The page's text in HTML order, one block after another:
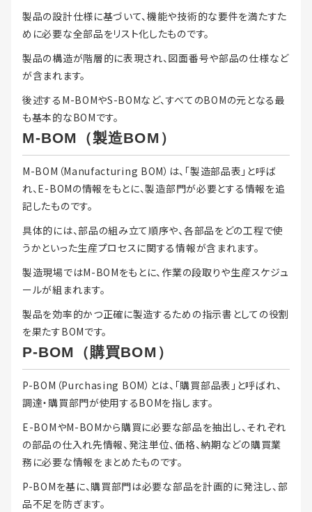
製品の設計仕様に基づいて、機能や技術的な要件を満たすた
めに必要な全部品をリスト化したものです。
製品の構造が階層的に表現され、図面番号や部品の仕様など
が含まれます。
後述するM-BOMやS-BOMなど、すべてのBOMの元となる最
も基本的なBOMです。
M-BOM（製造BOM）
M-BOM（Manufacturing BOM）は、「製造部品表」と呼ば
れ、E-BOMの情報をもとに、製造部門が必要とする情報を追
記したものです。
具体的には、部品の組み立て順序や、各部品をどの工程で使
うかといった生産プロセスに関する情報が含まれます。
製造現場ではM-BOMをもとに、作業の段取りや生産スケジュ
ールが組まれます。
製品を効率的かつ正確に製造するための指示書としての役割
を果たすBOMです。
P-BOM（購買BOM）
P-BOM（Purchasing BOM）とは、「購買部品表」と呼ばれ、
調達・購買部門が使用するBOMを指します。
E-BOMやM-BOMから購買に必要な部品を抽出し、それぞれ
の部品の仕入れ先情報、発注単位、価格、納期などの購買業
務に必要な情報をまとめたものです。
P-BOMを基に、購買部門は必要な部品を計画的に発注し、部
品不足を防ぎます。